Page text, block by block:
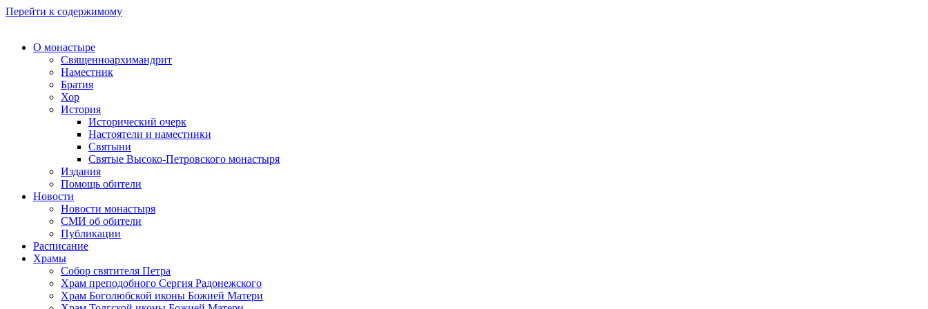
Перейти к содержимому
О монастыре
Священноархимандрит
Наместник
Братия
Хор
История
Исторический очерк
Настоятели и наместники
Святыни
Святые Высоко-Петровского монастыря
Издания
Помощь обители
Новости
Новости монастыря
СМИ об обители
Публикации
Расписание
Храмы
Собор святителя Петра
Храм преподобного Сергия Радонежского
Храм Боголюбской иконы Божией Матери